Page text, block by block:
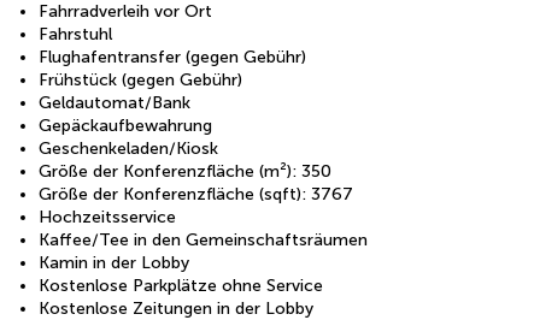
Fahrradverleih vor Ort
Fahrstuhl
Flughafentransfer (gegen Gebühr)
Frühstück (gegen Gebühr)
Geldautomat/Bank
Gepäckaufbewahrung
Geschenkeladen/Kiosk
Größe der Konferenzfläche (m²): 350
Größe der Konferenzfläche (sqft): 3767
Hochzeitsservice
Kaffee/Tee in den Gemeinschaftsräumen
Kamin in der Lobby
Kostenlose Parkplätze ohne Service
Kostenlose Zeitungen in der Lobby